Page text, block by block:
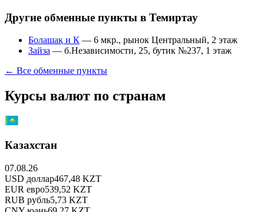
Другие обменные пункты в Темиртау
Болашақ и К — 6 мкр., рынок Центральный, 2 этаж
Зайза — б.Независимости, 25, бутик №237, 1 этаж
← Все обменные пункты
Курсы валют по странам
Казахстан
07.08.26
USD доллар467,48 KZT
EUR евро539,52 KZT
RUB рубль5,73 KZT